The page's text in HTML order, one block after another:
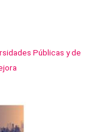
Públicas y de